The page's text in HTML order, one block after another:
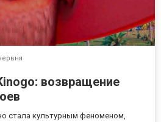
возвращение
стала культурным феноменом,